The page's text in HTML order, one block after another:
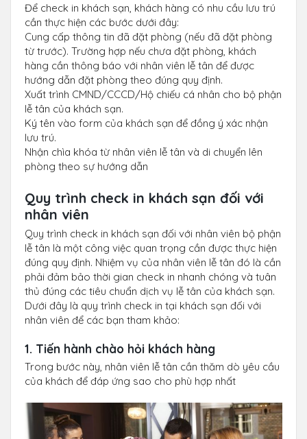
Để check in khách sạn, khách hàng có nhu cầu lưu trú
cần thực hiện các bước dưới đây:
Cung cấp thông tin đã đặt phòng (nếu đã đặt phòng
từ trước). Trường hợp nếu chưa đặt phòng, khách
hàng cần thông báo với nhân viên lễ tân để được
hướng dẫn đặt phòng theo đúng quy định.
Xuất trình CMND/CCCD/Hộ chiếu cá nhân cho bộ phận
lễ tân của khách sạn.
Ký tên vào form của khách sạn để đồng ý xác nhận
lưu trú.
Nhận chìa khóa từ nhân viên lễ tân và di chuyển lên
phòng theo sự hướng dẫn
Quy trình check in khách sạn đối với
nhân viên
Quy trình check in khách sạn đối với nhân viên bộ phận
lễ tân là một công việc quan trọng cần được thực hiện
đúng quy định. Nhiệm vụ của nhân viên lễ tân đó là cần
phải đảm bảo thời gian check in nhanh chóng và tuân
thủ đúng các tiêu chuẩn dịch vụ lễ tân của khách sạn.
Dưới đây là quy trình check in tại khách sạn đối với
nhân viên để các bạn tham khảo:
1. Tiến hành chào hỏi khách hàng
Trong bước này, nhân viên lễ tân cần thăm dò yêu cầu
của khách để đáp ứng sao cho phù hợp nhất